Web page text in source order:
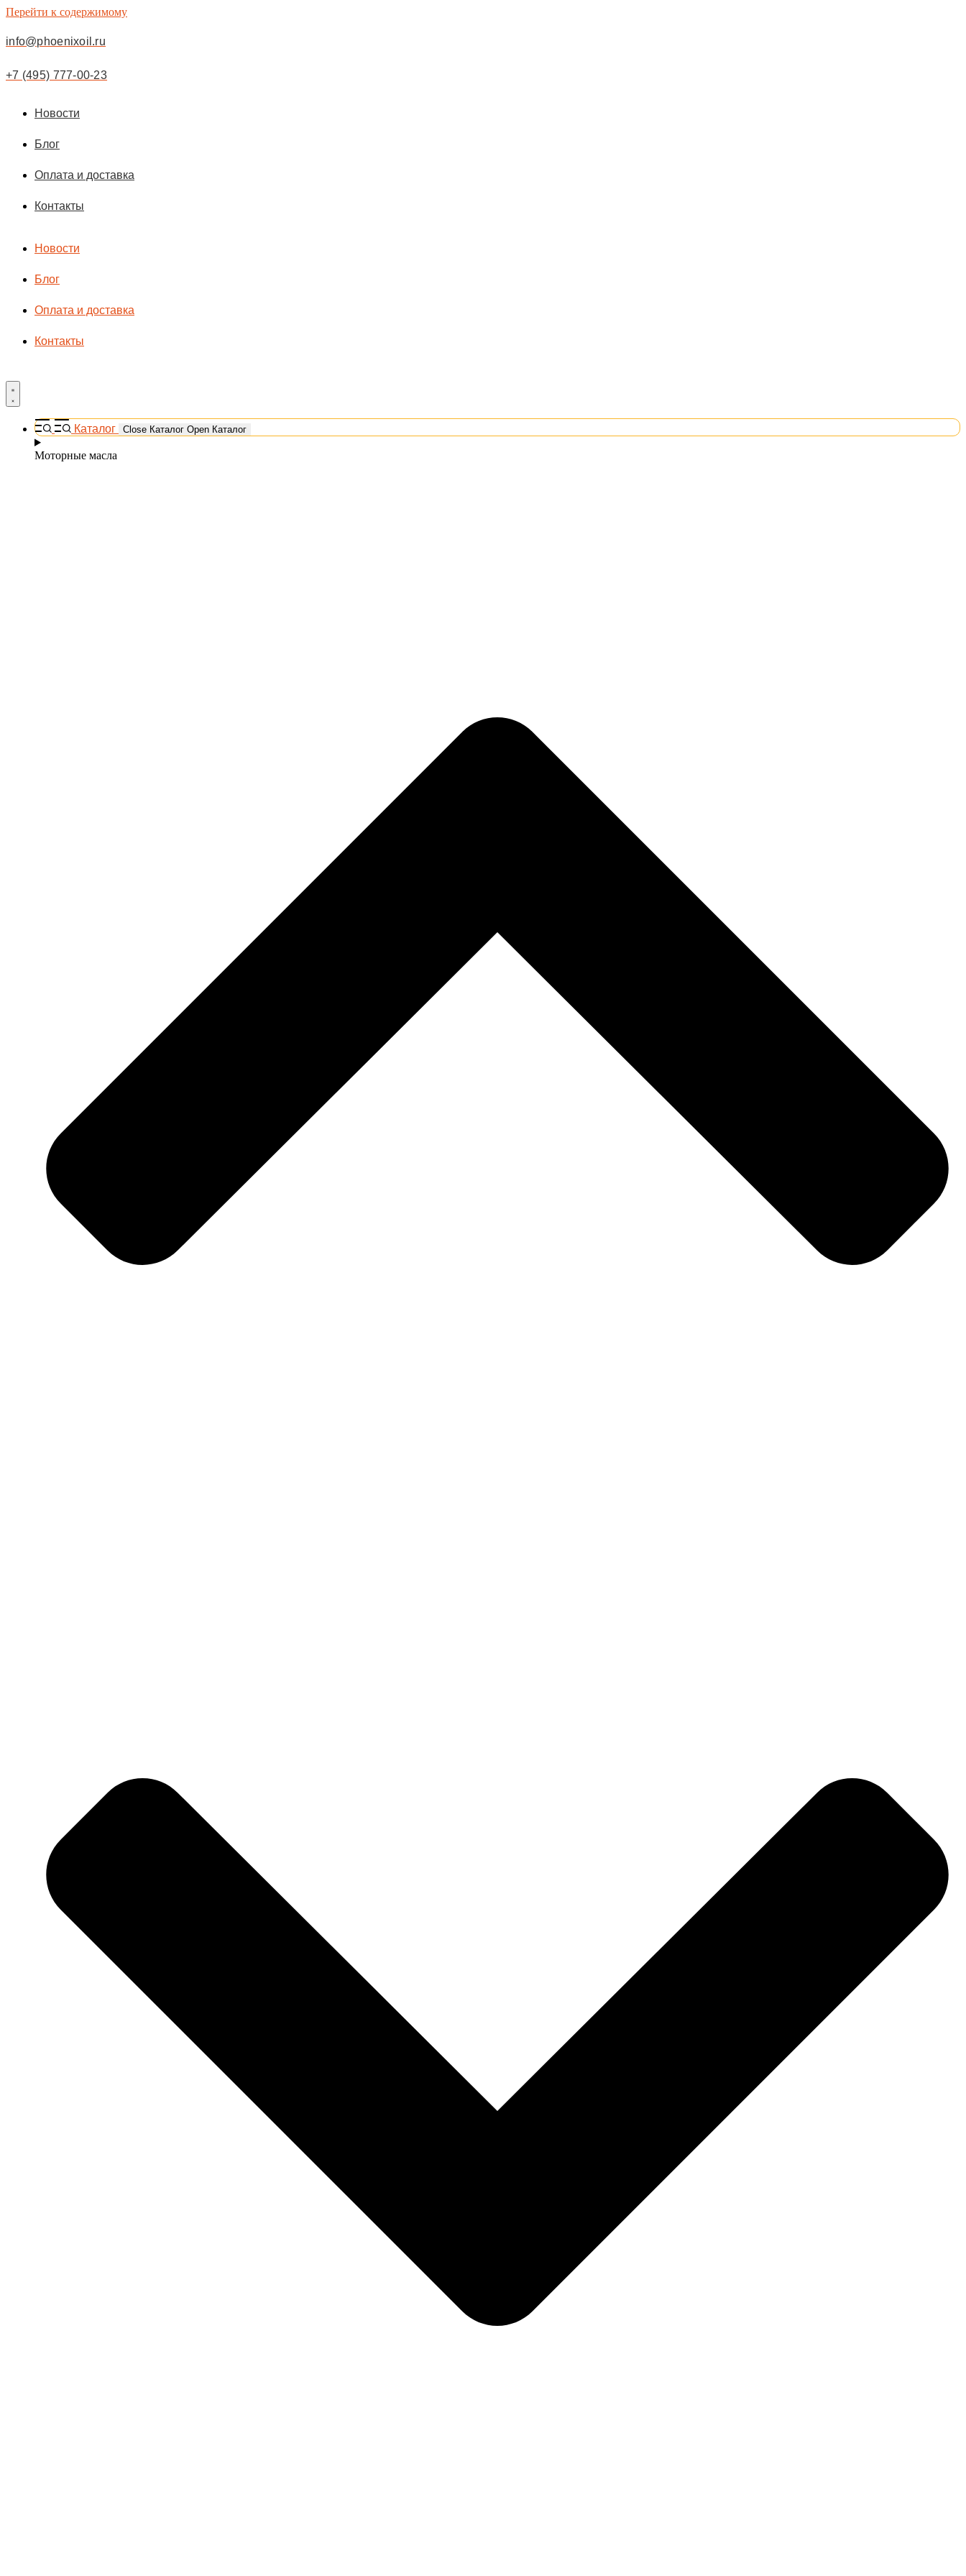
Перейти к содержимому
info@phoenixoil.ru
+7 (495) 777-00-23
Новости
Блог
Оплата и доставка
Контакты
Новости
Блог
Оплата и доставка
Контакты
Каталог Close Каталог Open Каталог
Моторные масла